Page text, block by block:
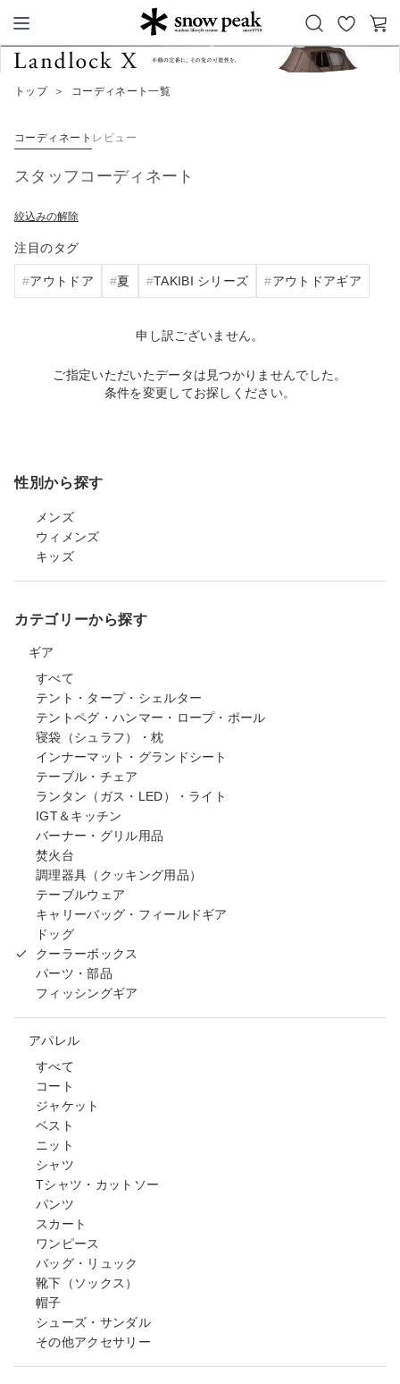
Snow Peak
お
気
カ
トップ ＞ コーディネート一覧
コーディネート レビュー
スタッフコーディネート
絞込みの解除
注目のタグ
アウトドア 夏 TAKIBI シリーズ アウトドアギア
申し訳ございません。
ご指定いただいたデータは見つかりませんでした。
条件を変更してお探しください。
性別から探す
メンズ
ウィメンズ
キッズ
カテゴリーから探す
ギア
すべて
テント・タープ・シェルター
テントペグ・ハンマー・ロープ・ポール
寝袋（シュラフ）・枕
インナーマット・グランドシート
テーブル・チェア
ランタン（ガス・LED）・ライト
IGT＆キッチン
バーナー・グリル用品
焚火台
調理器具（クッキング用品）
テーブルウェア
キャリーバッグ・フィールドギア
ドッグ
クーラーボックス
パーツ・部品
フィッシングギア
アパレル
すべて
コート
ジャケット
ベスト
ニット
シャツ
Tシャツ・カットソー
パンツ
スカート
ワンピース
バッグ・リュック
靴下（ソックス）
帽子
シューズ・サンダル
その他アクセサリー